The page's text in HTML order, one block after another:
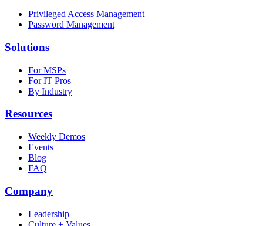
Privileged Access Management
Password Management
Solutions
For MSPs
For IT Pros
By Industry
Resources
Weekly Demos
Events
Blog
FAQ
Company
Leadership